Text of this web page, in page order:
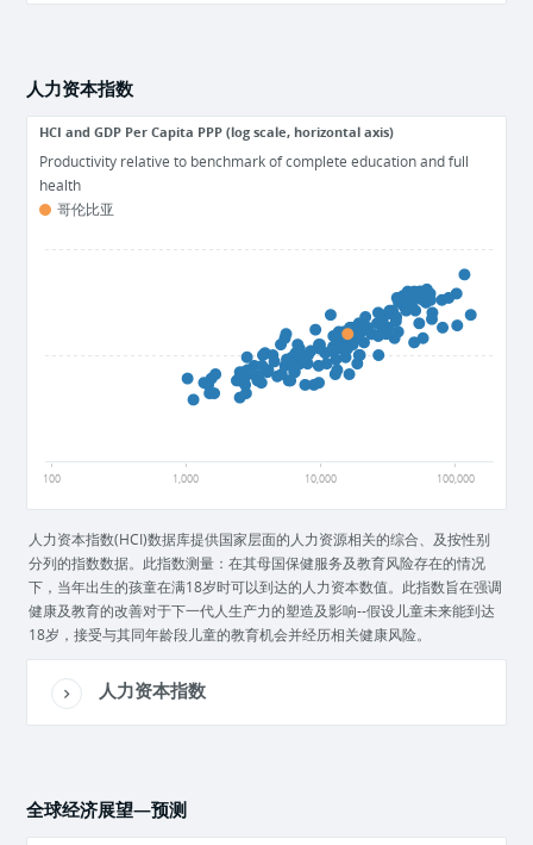
人力资本指数
HCI and GDP Per Capita PPP (log scale, horizontal axis)
Productivity relative to benchmark of complete education and full
health
哥伦比亚
100 1,000 10,000 100,000
人力资本指数(HCI)数据库提供国家层面的人力资源相关的综合、及按性别
分列的指数数据。此指数测量：在其母国保健服务及教育风险存在的情况
下，当年出生的孩童在满18岁时可以到达的人力资本数值。此指数旨在强调
健康及教育的改善对于下一代人生产力的塑造及影响--假设儿童未来能到达
18岁，接受与其同年龄段儿童的教育机会并经历相关健康风险。
人力资本指数
全球经济展望—预测